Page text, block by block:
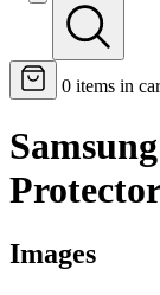
0 items in
Images